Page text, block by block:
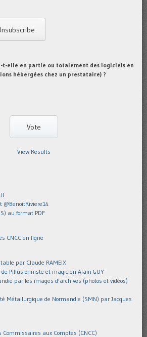
elle en partie ou totalement des logiciels en
hébergées chez un prestataire) ?
View Results
au format PDF
CNCC en ligne
par Claude RAMEIX
l'illusionniste et magicien Alain GUY
par les images d'archives (photos et vidéos)
Métallurgique de Normandie (SMN) par Jacques
aux Comptes (CNCC)